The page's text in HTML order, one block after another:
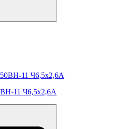
11 Ч6,5х2,6А